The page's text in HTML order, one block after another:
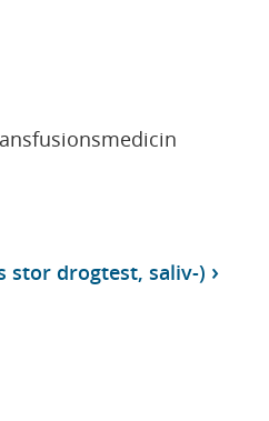
stor drogtest, saliv-)